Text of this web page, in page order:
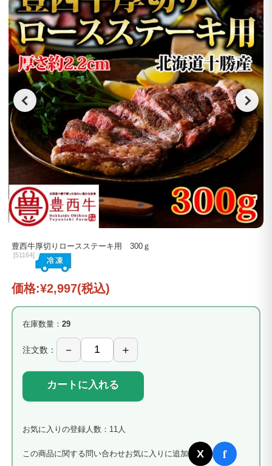
豊西牛厚切りロースステーキ用 300ｇ
[51164]
価格:¥2,997(税込)
在庫数量： 29
注文数：
カートに入れる
お気に入りの登録人数：11人
この商品に関する問い合わせお気に入りに追加 X f